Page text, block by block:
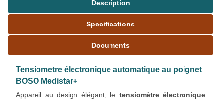
Description
Specifications
Documents
Tensiometre électronique automatique au poignet
BOSO Medistar+
Appareil au design élégant, le tensiomètre électronique